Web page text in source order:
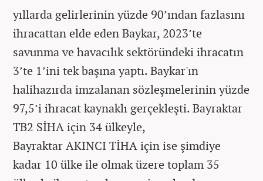
yıllarda gelirlerinin yüzde 90’ından fazlasını
ihracattan elde eden Baykar, 2023’te
savunma ve havacılık sektöründeki ihracatın
3’te 1’ini tek başına yaptı. Baykar'ın
halihazırda imzalanan sözleşmelerinin yüzde
97,5’i ihracat kaynaklı gerçekleşti. Bayraktar
TB2 SİHA için 34 ülkeyle,
Bayraktar AKINCI TİHA için ise şimdiye
kadar 10 ülke ile olmak üzere toplam 35